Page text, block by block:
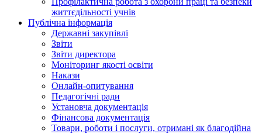
життєдільності учнів
Публічна інформація
Державні закупівлі
Звіти
Звіти директора
Моніторинг якості освіти
Накази
Онлайн-опитування
Педагогічні ради
Установча документація
Фінансова документація
Товари, роботи і послуги, отримані як благодійна